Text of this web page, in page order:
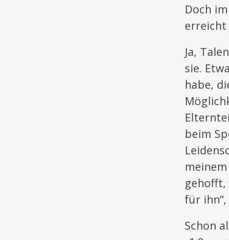
Doch
erreicht
Ja,
sie.
habe,
beim
gehofft,
für
Schon